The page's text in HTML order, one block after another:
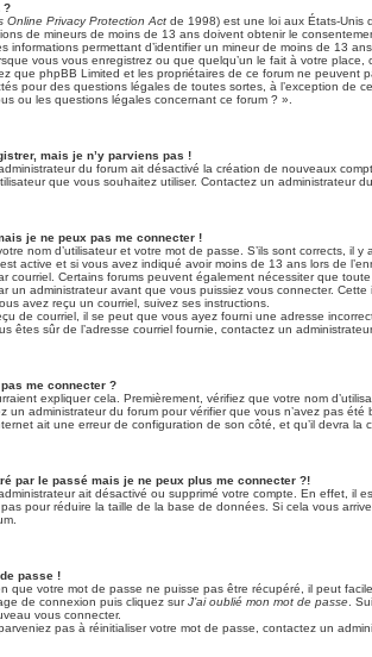
?
Online Privacy Protection Act de 1998) est une loi aux États-Unis
de mineurs de moins de 13 ans doivent obtenir le
informations permettant d’identifier un mineur de moins de 13
vous vous enregistrez ou que quelqu’un le fait à votre
que phpBB Limited et les propriétaires de ce forum ne peuvent
pour des questions légales de toutes sortes, à l’exception de
ou les questions légales concernant ce forum ? ».
mais je n’y parviens pas !
du forum ait désactivé la création de nouveaux
que vous souhaitez utiliser. Contactez un administrateur
je ne peux pas me connecter !
nom d’utilisateur et votre mot de passe. S’ils sont corrects, il y
active et si vous avez indiqué avoir moins de 13 ans lors de
courriel. Certains forums peuvent également nécessiter que
un administrateur avant que vous puissiez vous connecter.
avez reçu un courriel, suivez ses instructions.
de courriel, il se peut que vous ayez fourni une adresse
êtes sûr de l’adresse courriel fournie, contactez un
me connecter ?
expliquer cela. Premièrement, vérifiez que votre nom
un administrateur du forum pour vérifier que vous n’avez pas
ait une erreur de configuration de son côté, et qu’il devra la
par le passé mais je ne peux plus me connecter ?!
ait désactivé ou supprimé votre compte. En effet, il
pour réduire la taille de la base de données. Si cela vous
passe !
que votre mot de passe ne puisse pas être récupéré, il peut
de connexion puis cliquez surJ’ai oublié mon mot de passe .
vous connecter.
pas à réinitialiser votre mot de passe, contactez un